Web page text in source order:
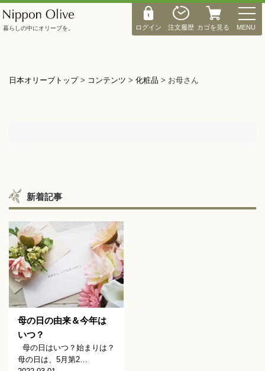
ログイン 注文履歴 カゴを見る
M
E
N
MENU
暮らしの中にオリーブを。
日本オリーブトップ> コンテンツ > 化粧品 > お母さん
新着記事
母の日の由来＆今年は
いつ？
母の日はいつ？始まりは？
母の日は、5月第2…